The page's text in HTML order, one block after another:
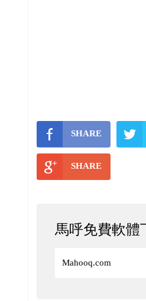
SHARE
SHARE
馬呼免費軟體
Mahooq.com